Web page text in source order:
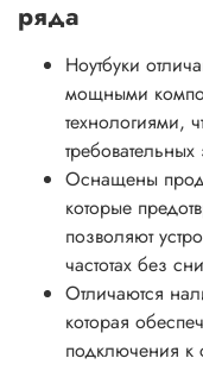
ряда
Ноутбуки
мощными
технологиями,
Оснащены
которые
позволяют
частотах без
Отличаются
которая
подключения к